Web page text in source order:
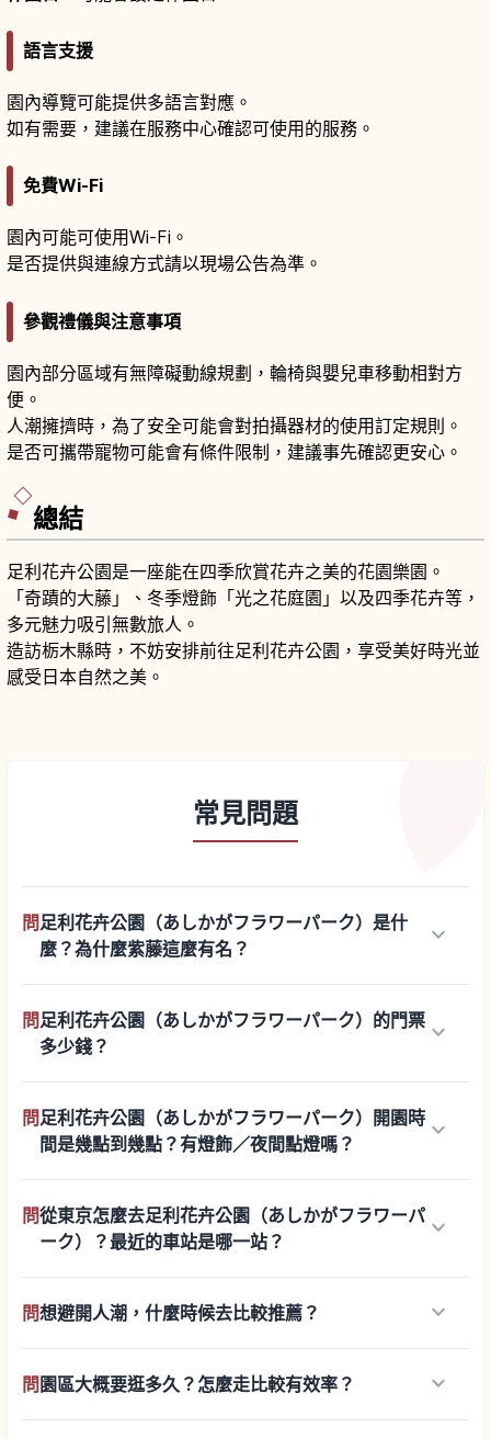
語言支援
園內導覽可能提供多語言對應。
如有需要，建議在服務中心確認可使用的服務。
免費Wi-Fi
園內可能可使用Wi-Fi。
是否提供與連線方式請以現場公告為準。
參觀禮儀與注意事項
園內部分區域有無障礙動線規劃，輪椅與嬰兒車移動相對方
便。
人潮擁擠時，為了安全可能會對拍攝器材的使用訂定規則。
是否可攜帶寵物可能會有條件限制，建議事先確認更安心。
總結
足利花卉公園是一座能在四季欣賞花卉之美的花園樂園。
「奇蹟的大藤」、冬季燈飾「光之花庭園」以及四季花卉等，
多元魅力吸引無數旅人。
造訪栃木縣時，不妨安排前往足利花卉公園，享受美好時光並
感受日本自然之美。
常見問題
問足利花卉公園（あしかがフラワーパーク）是什
麼？為什麼紫藤這麼有名？
keyboard_arrow_down
問足利花卉公園（あしかがフラワーパーク）的門票
多少錢？
keyboard_arrow_down
問足利花卉公園（あしかがフラワーパーク）開園時
間是幾點到幾點？有燈飾／夜間點燈嗎？
keyboard_arrow_down
問從東京怎麼去足利花卉公園（あしかがフラワーパ
ーク）？最近的車站是哪一站？
keyboard_arrow_down
問想避開人潮，什麼時候去比較推薦？ keyboard_arrow_down
問 園區大概要逛多久？怎麼走比較有效率？ keyboard_arrow_down